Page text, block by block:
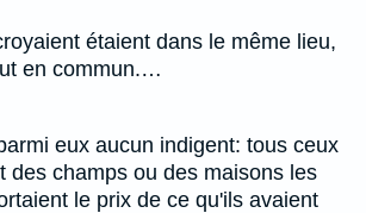
étaient dans le même lieu,
en commun.…
eux aucun indigent: tous ceux
des champs ou des maisons les
le prix de ce qu'ils avaient